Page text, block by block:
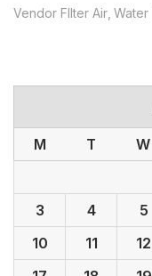
Vendor FIlter Air Water
M T W
3
4 5
10
11 12